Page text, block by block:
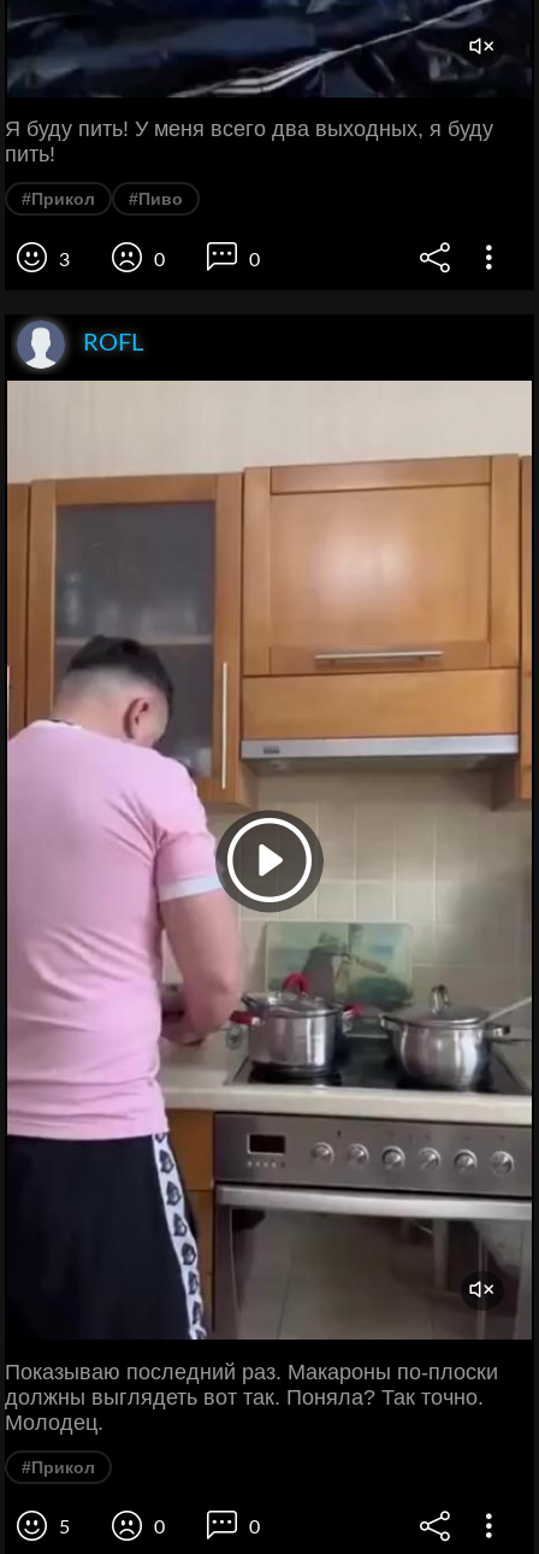
Я буду пить! У меня всего два выходных, я буду
пить!
#Прикол #Пиво
3 0 0
ROFL
Показываю последний раз. Макароны по-плоски
должны выглядеть вот так. Поняла? Так точно.
Молодец.
#Прикол
5 0 0